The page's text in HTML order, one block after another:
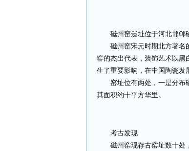
磁州窑遗址位于河北邯郸
磁州窑宋元时期北方著名
窑的杰出代表，装饰艺术以黑
生了重要影响，在中国陶瓷发
窑址位有两处，一是分布
其面积约十平方华里。
考古发现
磁州窑现存古窑址数十处